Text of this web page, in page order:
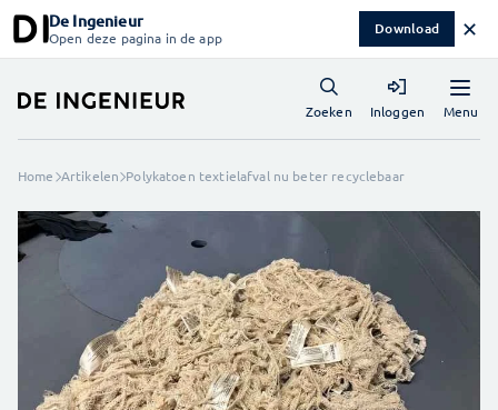
De Ingenieur
Open deze pagina in de app Download ✕
Menu
Zoeken Inloggen
Home Artikelen Polykatoen textielafval nu beter recyclebaar